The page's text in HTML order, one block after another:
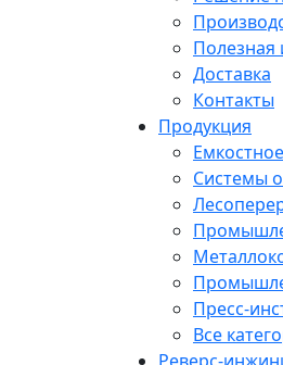
Доставка
Контакты
Продукция
Системы
Пресс-
Все